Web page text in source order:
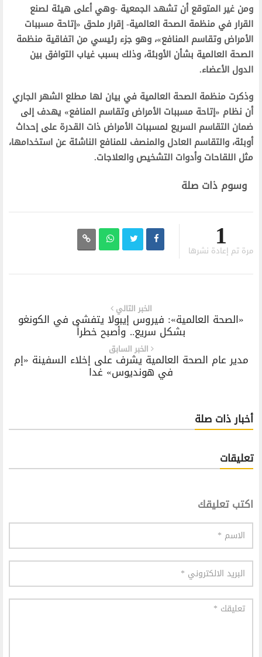
ومن غير المتوقع أن تشهد الجمعية -وهي أعلى هيئة لصنع
القرار في منظمة الصحة العالمية- إقرار ملحق «إتاحة مسببات
الأمراض وتقاسم المنافع»، وهو جزء رئيسي من اتفاقية منظمة
الصحة العالمية بشأن الأوبئة، وذلك بسبب غياب التوافق بين
الدول الأعضاء.
وذكرت منظمة الصحة العالمية في بيان لها مطلع الشهر الجاري
أن نظام «إتاحة مسببات الأمراض وتقاسم المنافع» يهدف إلى
ضمان التقاسم السريع لمسببات الأمراض ذات القدرة على إحداث
أوبئة، والتقاسم العادل والمنصف للمنافع الناشئة عن استخدامها،
مثل اللقاحات وأدوات التشخيص والعلاجات.
وسوم ذات صلة
1
مرة تم إعادة نشرها
الخبر التالي
«الصحة العالمية»: فيروس إيبولا يتفشى في الكونغو
بشكل سريع.. وأصبح خطراً
الخبر السابق
مدير عام الصحة العالمية يشرف على إخلاء السفينة «إم
في هونديوس» غدا
أخبار ذات صلة
تعليقات
اكتب تعليقك